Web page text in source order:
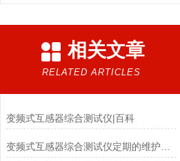
相关文章
RELATED ARTICLES
变频式互感器综合测试仪|百科